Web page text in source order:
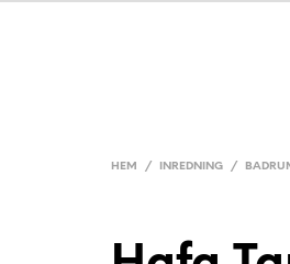
HEM / INREDNING /